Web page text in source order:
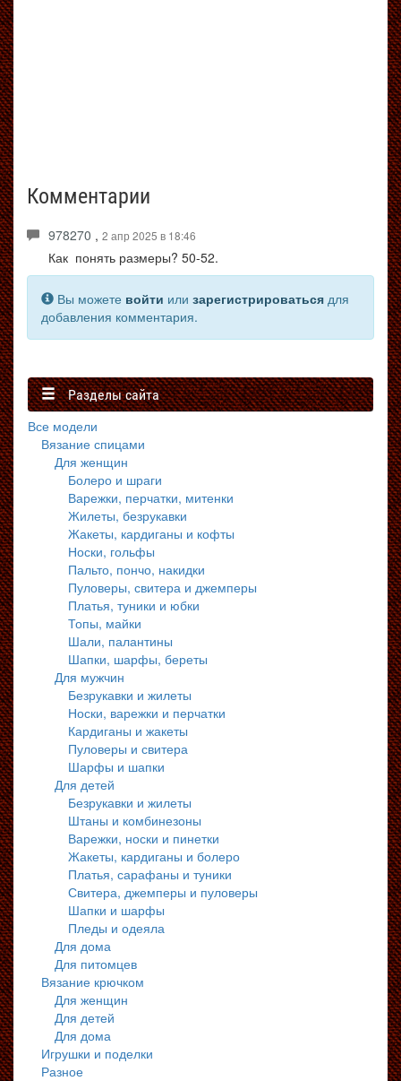
Комментарии
978270 , 2 апр 2025 в 18:46
Как понять размеры? 50-52.
Вы можете войти или зарегистрироваться для
добавления комментария.
Разделы сайта
Все модели
Вязание спицами
Для женщин
Болеро и шраги
Варежки, перчатки, митенки
Жилеты, безрукавки
Жакеты, кардиганы и кофты
Носки, гольфы
Пальто, пончо, накидки
Пуловеры, свитера и джемперы
Платья, туники и юбки
Топы, майки
Шали, палантины
Шапки, шарфы, береты
Для мужчин
Безрукавки и жилеты
Носки, варежки и перчатки
Кардиганы и жакеты
Пуловеры и свитера
Шарфы и шапки
Для детей
Безрукавки и жилеты
Штаны и комбинезоны
Варежки, носки и пинетки
Жакеты, кардиганы и болеро
Платья, сарафаны и туники
Свитера, джемперы и пуловеры
Шапки и шарфы
Пледы и одеяла
Для дома
Для питомцев
Вязание крючком
Для женщин
Для детей
Для дома
Игрушки и поделки
Разное